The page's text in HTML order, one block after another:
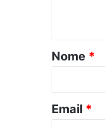
o
*
Nome *
Email *